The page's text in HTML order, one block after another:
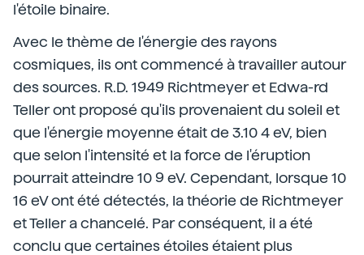
l'étoile binaire.
Avec le thème de l'énergie des rayons
cosmiques, ils ont commencé à travailler autour
des sources. R.D. 1949 Richtmeyer et Edwa-rd
Teller ont proposé qu'ils provenaient du soleil et
que l'énergie moyenne était de 3.10 4 eV, bien
que selon l'intensité et la force de l'éruption
pourrait atteindre 10 9 eV. Cependant, lorsque 10
16 eV ont été détectés, la théorie de Richtmeyer
et Teller a chancelé. Par conséquent, il a été
conclu que certaines étoiles étaient plus